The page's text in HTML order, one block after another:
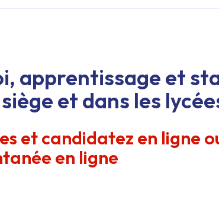
apprentissage et
et dans les
et candidatez en ligne
en ligne